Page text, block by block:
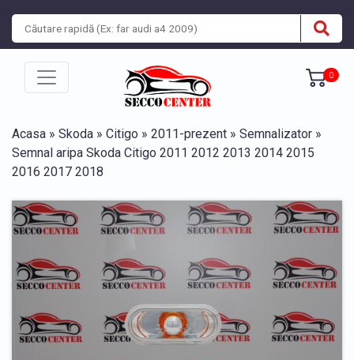
0
Acasa » Skoda » Citigo » 2011-prezent » Semnalizator »
Semnal aripa Skoda Citigo 2011 2012 2013 2014 2015
2016 2017 2018